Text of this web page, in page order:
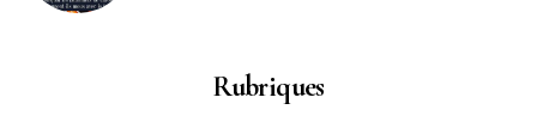
Rubriques